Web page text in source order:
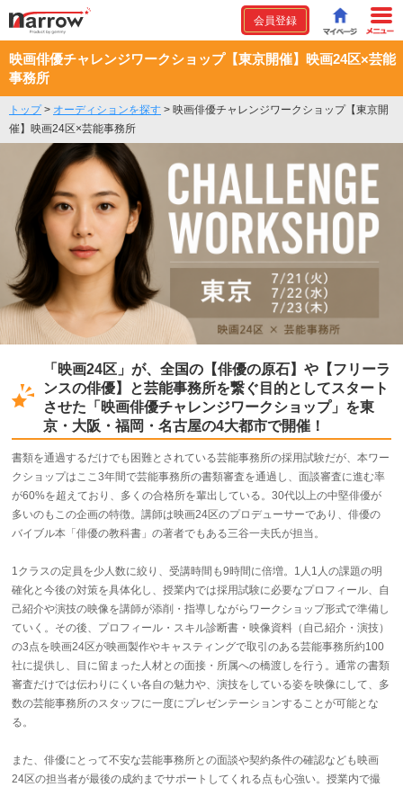
会員登録
映画俳優チャレンジワークショップ【東京開催】映画24区×芸能
事務所
トップ> オーディションを探す > 映画俳優チャレンジワークショップ【東京開
催】映画24区×芸能事務所
「映画24区」が、全国の【俳優の原石】や【フリーラ
ンスの俳優】と芸能事務所を繋ぐ目的としてスタート
させた「映画俳優チャレンジワークショップ」を東
京・大阪・福岡・名古屋の4大都市で開催！
書類を通過するだけでも困難とされている芸能事務所の採用試験だが、本ワー
クショップはここ3年間で芸能事務所の書類審査を通過し、面談審査に進む率
が60%を超えており、多くの合格所を輩出している。30代以上の中堅俳優が
多いのもこの企画の特徴。講師は映画24区のプロデューサーであり、俳優の
バイブル本「俳優の教科書」の著者でもある三谷一夫氏が担当。
1クラスの定員を少人数に絞り、受講時間も9時間に倍増。1人1人の課題の明
確化と今後の対策を具体化し、授業内では採用試験に必要なプロフィール、自
己紹介や演技の映像を講師が添削・指導しながらワークショップ形式で準備し
ていく。その後、プロフィール・スキル診断書・映像資料（自己紹介・演技）
の3点を映画24区が映画製作やキャスティングで取引のある芸能事務所約100
社に提供し、目に留まった人材との面接・所属への橋渡しを行う。通常の書類
審査だけでは伝わりにくい各自の魅力や、演技をしている姿を映像にして、多
数の芸能事務所のスタッフに一度にプレゼンテーションすることが可能とな
る。
また、俳優にとって不安な芸能事務所との面談や契約条件の確認なども映画
24区の担当者が最後の成約までサポートしてくれる点も心強い。授業内で撮